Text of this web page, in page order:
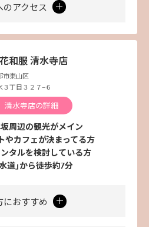
のアクセス
和服 清水寺店
市東山区
３丁目３２７−６
清水寺店の詳細
周辺の観光がメイン
やカフェが決まってる方
タルを検討している方
道｣から徒歩約7分
におすすめ